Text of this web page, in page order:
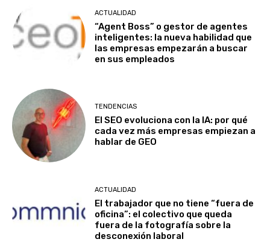
ACTUALIDAD
“Agent Boss” o gestor de agentes
inteligentes: la nueva habilidad que
las empresas empezarán a buscar
en sus empleados
TENDENCIAS
El SEO evoluciona con la IA: por qué
cada vez más empresas empiezan a
hablar de GEO
ACTUALIDAD
El trabajador que no tiene “fuera de
oficina”: el colectivo que queda
fuera de la fotografía sobre la
desconexión laboral